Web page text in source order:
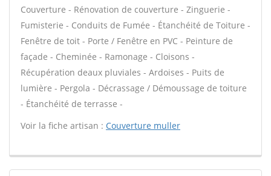
Couverture - Rénovation de couverture - Zinguerie -
Fumisterie - Conduits de Fumée - Étanchéité de Toiture -
Fenêtre de toit - Porte / Fenêtre en PVC - Peinture de
façade - Cheminée - Ramonage - Cloisons -
Récupération deaux pluviales - Ardoises - Puits de
lumière - Pergola - Décrassage / Démoussage de toiture
- Étanchéité de terrasse -
Voir la fiche artisan : Couverture muller